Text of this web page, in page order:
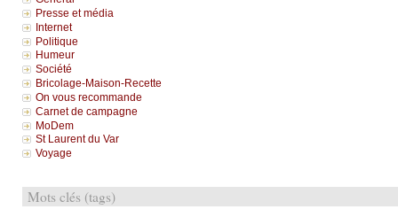
Presse et média
Internet
Politique
Humeur
Société
Bricolage-Maison-Recette
On vous recommande
Carnet de campagne
MoDem
St Laurent du Var
Voyage
Mots clés (tags)